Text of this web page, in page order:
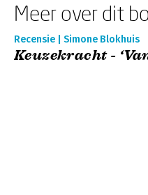
Meer over dit
Recensie | Simone Blokhuis
Keuzekracht -